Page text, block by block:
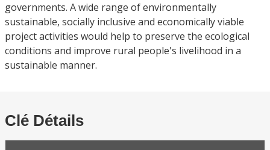
governments. A wide range of environmentally
sustainable, socially inclusive and economically viable
project activities would help to preserve the ecological
conditions and improve rural people's livelihood in a
sustainable manner.
Clé Détails